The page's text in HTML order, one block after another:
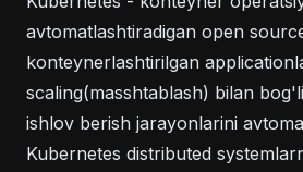
avtomatlashtiradigan open
konteynerlashtirilgan
scaling(masshtablash) bilan
ishlov berish jarayonlarini
Kubernetes distributed